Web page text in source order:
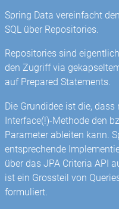
Spring Data vereinfacht
SQL über Repositories.
Repositories sind
den Zugriff via
auf Prepared Statements.
Die Grundidee ist die,
Interface(!)-Methode den
Parameter ableiten kann.
entsprechende
über das JPA Criteria API
ist ein Grossteil von
formuliert.